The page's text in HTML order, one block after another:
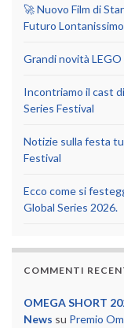
🚀 Nuovo Film di
Futuro Lontanissimo
Grandi novità LEGO
Incontriamo il cast
Series Festival
Notizie sulla festa
Festival
Ecco come si
Global Series 2026.
COMMENTI
OMEGA SHORT
News su Premio